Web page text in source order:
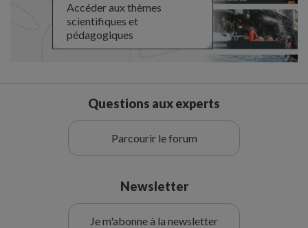
Accéder aux thèmes
scientifiques et
pédagogiques
Questions aux experts
Parcourir le forum
Newsletter
Je m'abonne à la newsletter